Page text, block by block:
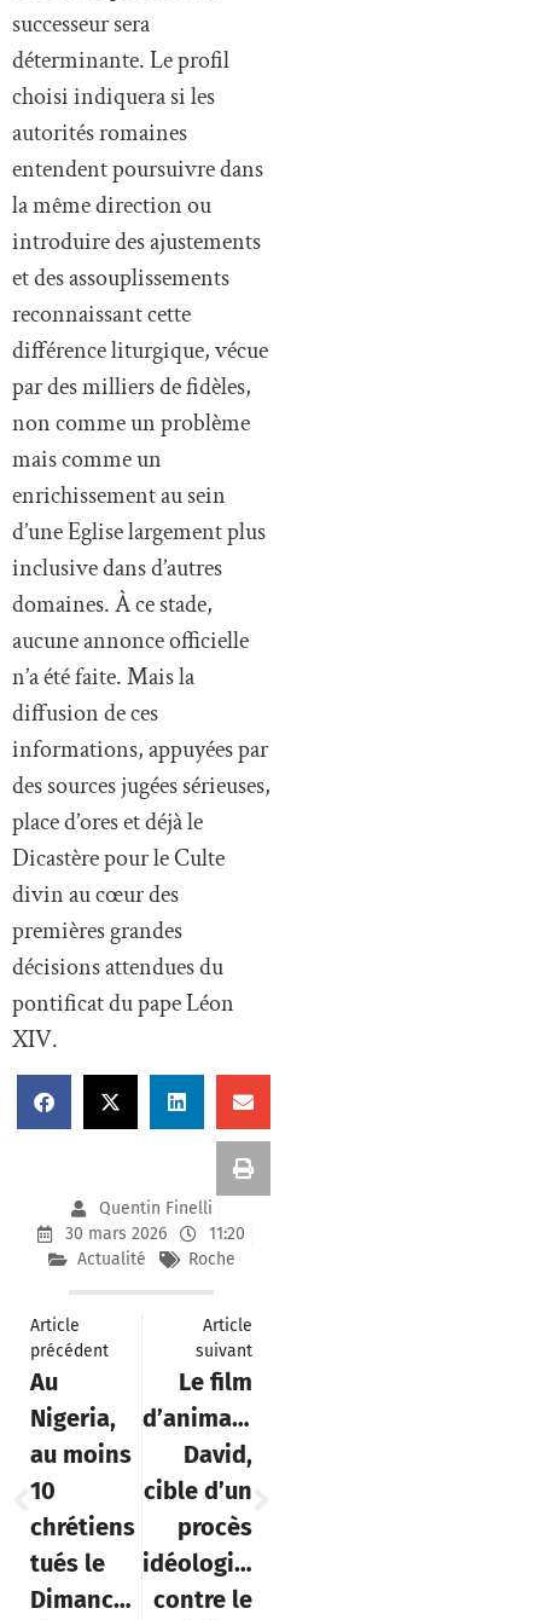
successeur sera
déterminante. Le profil
choisi indiquera si les
autorités romaines
entendent poursuivre dans
la même direction ou
introduire des ajustements
et des assouplissements
reconnaissant cette
différence liturgique, vécue
par des milliers de fidèles,
non comme un problème
mais comme un
enrichissement au sein
d’une Eglise largement plus
inclusive dans d’autres
domaines. À ce stade,
aucune annonce officielle
n’a été faite. Mais la
diffusion de ces
informations, appuyées par
des sources jugées sérieuses,
place d’ores et déjà le
Dicastère pour le Culte
divin au cœur des
premières grandes
décisions attendues du
pontificat du pape Léon
XIV.
Quentin Finelli
30 mars 2026
11:20
Actualité
Roche
Article
précédent
Au
Nigeria,
au moins
10
chrétiens
tués le
Dimanche
Article
suivant
Le film
d’animation
David,
cible d’un
procès
idéologique
contre le